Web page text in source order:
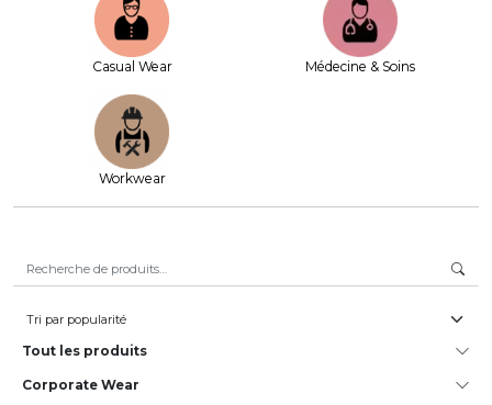
Casual Wear Médecine & Soins
Workwear
Tout les produits
Corporate Wear